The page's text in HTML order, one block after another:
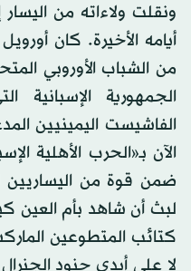
ونقلت ولاءاته من اليسار
أيامه الأخيرة. كان
من الشباب الأوروبي
الجمهورية الإسبانية
الفاشيست اليمينيين
الآن بـ«الحرب الأهلية
ضمن قوة من اليساريين
لبث أن شاهد بأم
كتائب المتطوعين
لا على أيدي جنود